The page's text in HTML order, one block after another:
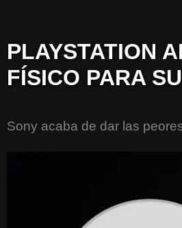
PLAYSTATION
FÍSICO PARA
Sony acaba de dar las